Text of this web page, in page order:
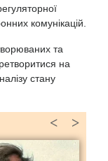
комунікацій.
та
на
стану
>
<